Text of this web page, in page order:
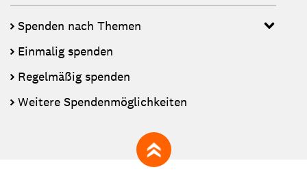
Spenden nach Themen
Einmalig spenden
Regelmäßig spenden
Weitere Spendenmöglichkeiten
zum Seitenanfang